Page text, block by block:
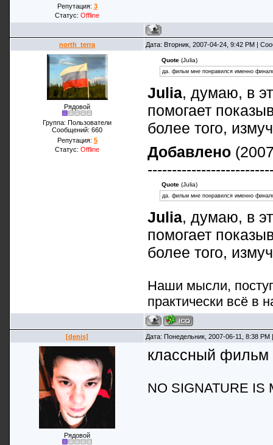
Репутация: 3
Статус: Offline
north_terra Дата: Вторник, 2007-04-24, 9:42 PM |
Рядовой
Группа: Пользователи
Сообщений: 660
Репутация: 5
Статус: Offline
Quote(Julia)
да. фильм мне понравился именно
Julia, думаю, в
помогает
более того,
Добавлено
Quote(Julia)
да. фильм мне понравился именно
Julia, думаю, в
помогает
более того,
Наши мысли,
практически всё в
[denis] Дата: Понедельник, 2007-06-11, 8:38
Рядовой
классный фильм
NO SIGNATURE IS